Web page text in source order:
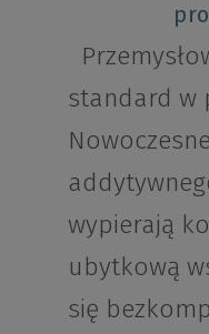
standard w
wypierają
ubytkową
się